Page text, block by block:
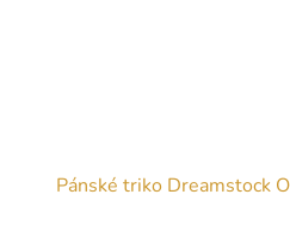
Pánské triko Dreamstock